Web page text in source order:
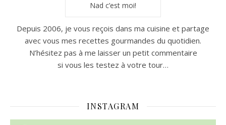
Nad c’est moi!
Depuis 2006, je vous reçois dans ma cuisine et partage
avec vous mes recettes gourmandes du quotidien.
N’hésitez pas à me laisser un petit commentaire
si vous les testez à votre tour…
INSTAGRAM